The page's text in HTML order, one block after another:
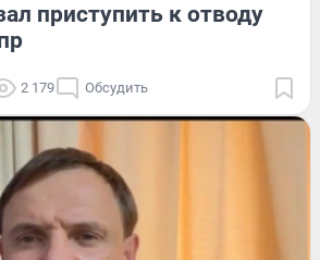
приступить к отводу
2 179 Обсудить